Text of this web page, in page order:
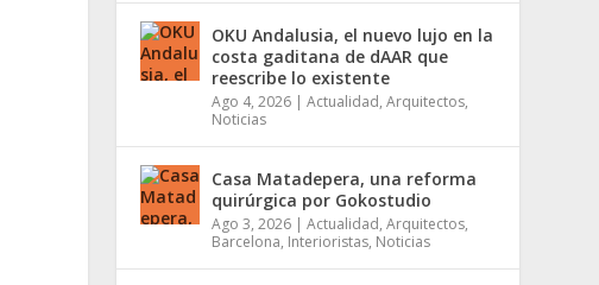
OKU Andalusia, el nuevo lujo en la
costa gaditana de dAAR que
reescribe lo existente
Ago 4, 2026 | Actualidad, Arquitectos,
Noticias
Casa Matadepera, una reforma
quirúrgica por Gokostudio
Ago 3, 2026 | Actualidad, Arquitectos,
Barcelona, Interioristas, Noticias